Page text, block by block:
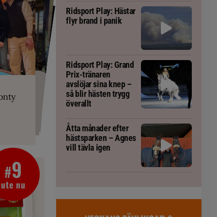
är allt
fång
blivit
tränaren
#9
ute nu
Ridsport Play: Hästar
flyr brand i panik
Ridsport Play: Grand
Prix-tränaren
avslöjar sina knep –
så blir hästen trygg
överallt
Åtta månader efter
hästsparken – Agnes
vill tävla igen